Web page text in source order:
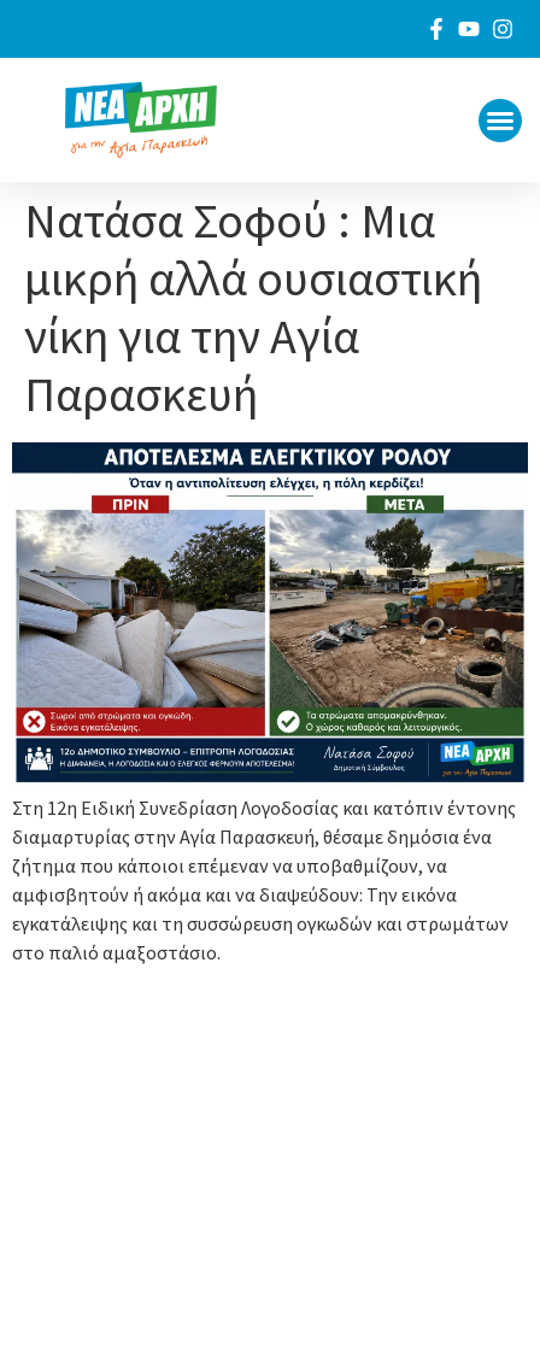
Νατάσα Σοφού : Μια
μικρή αλλά ουσιαστική
νίκη για την Αγία
Παρασκευή
Στη 12η Ειδική Συνεδρίαση Λογοδοσίας και κατόπιν έντονης
διαμαρτυρίας στην Αγία Παρασκευή, θέσαμε δημόσια ένα
ζήτημα που κάποιοι επέμεναν να υποβαθμίζουν, να
αμφισβητούν ή ακόμα και να διαψεύδουν: Την εικόνα
εγκατάλειψης και τη συσσώρευση ογκωδών και στρωμάτων
στο παλιό αμαξοστάσιο.